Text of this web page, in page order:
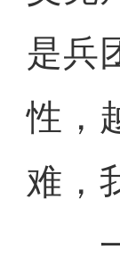
是兵
性，
难，
一